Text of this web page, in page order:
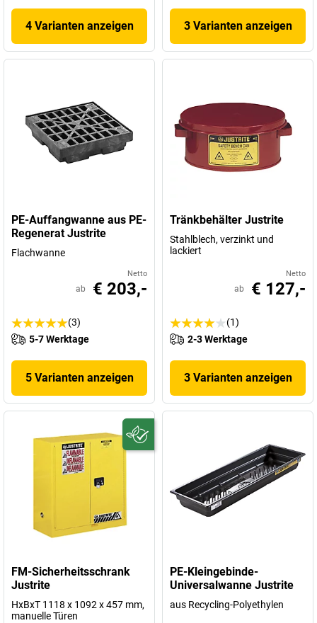
4 Varianten anzeigen 3 Varianten anzeigen
PE-Auffangwanne aus PE-
Regenerat Justrite
Flachwanne
Netto
ab € 203,-
(3)
5-7 Werktage
5 Varianten anzeigen
Tränkbehälter Justrite
Stahlblech, verzinkt und
lackiert
Netto
ab € 127,-
(1)
2-3 Werktage
3 Varianten anzeigen
FM-Sicherheitsschrank
Justrite
HxBxT 1118 x 1092 x 457 mm,
manuelle Türen
PE-Kleingebinde-
Universalwanne Justrite
aus Recycling-Polyethylen